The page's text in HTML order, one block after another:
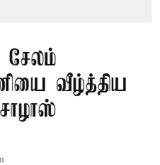
சேலம்
வீழ்த்திய